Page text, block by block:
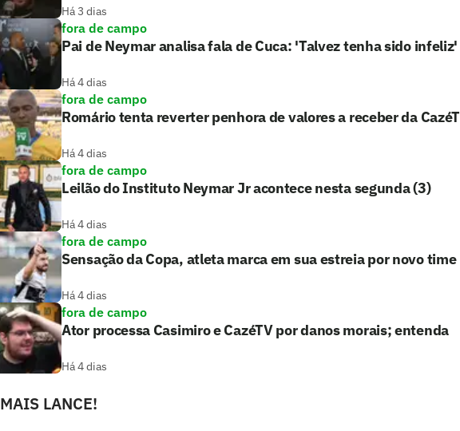
Há 3 dias
fora de campo
Pai de Neymar analisa fala de Cuca: 'Talvez tenha sido infeliz'
Há 4 dias
fora de campo
Romário tenta reverter penhora de valores a receber da
Há 4 dias
fora de campo
Leilão do Instituto Neymar Jr acontece nesta segunda (3)
Há 4 dias
fora de campo
Sensação da Copa, atleta marca em sua estreia por novo time
Há 4 dias
fora de campo
Ator processa Casimiro e CazéTV por danos morais; entenda
Há 4 dias
MAIS LANCE!